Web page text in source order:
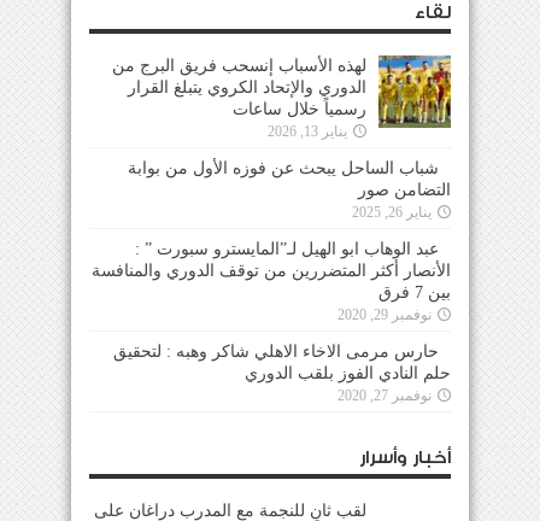
لقاء
لهذه الأسباب إنسحب فريق البرج من
الدوري والإتحاد الكروي يتبلغ القرار
رسمياً خلال ساعات
يناير 13, 2026
شباب الساحل يبحث عن فوزه الأول من بوابة
التضامن صور
يناير 26, 2025
عبد الوهاب ابو الهيل لـ”المايسترو سبورت ” :
الأنصار أكثر المتضررين من توقف الدوري والمنافسة
بين 7 فرق
نوفمبر 29, 2020
حارس مرمى الاخاء الاهلي شاكر وهبه : لتحقيق
حلم النادي الفوز بلقب الدوري
نوفمبر 27, 2020
أخبار وأسرار
لقب ثانٍ للنجمة مع المدرب دراغان على